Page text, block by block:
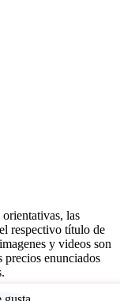
orientativas, las
respectivo título de
y videos son
precios enunciados